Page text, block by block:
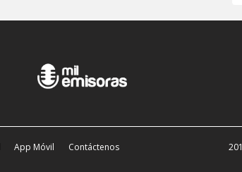
App Móvil Contáctenos